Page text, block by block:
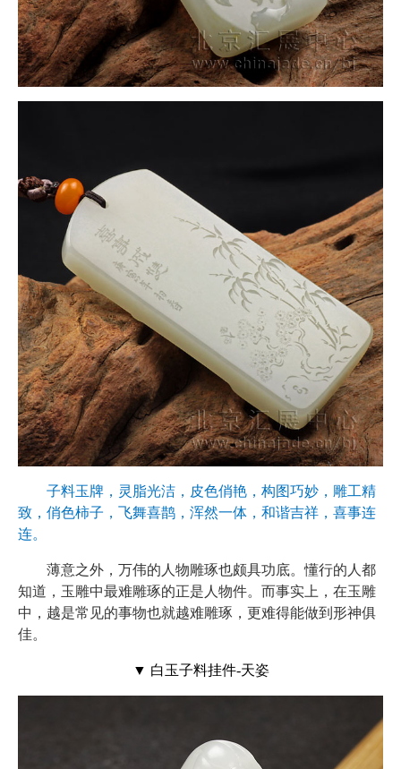
子料玉牌，灵脂光洁，皮色俏艳，构图巧妙，雕工精
致，俏色柿子，飞舞喜鹊，浑然一体，和谐吉祥，喜事连
连。
薄意之外，万伟的人物雕琢也颇具功底。懂行的人都
知道，玉雕中最难雕琢的正是人物件。而事实上，在玉雕
中，越是常见的事物也就越难雕琢，更难得能做到形神俱
佳。
▼ 白玉子料挂件-天姿